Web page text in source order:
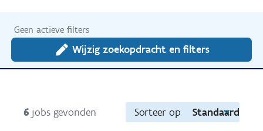
Geen actieve filters
Wijzig zoekopdracht en filters
6 jobs gevonden Sorteer op Standaard